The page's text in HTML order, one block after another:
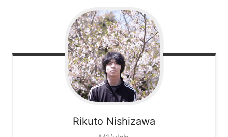
Rikuto Nishizawa